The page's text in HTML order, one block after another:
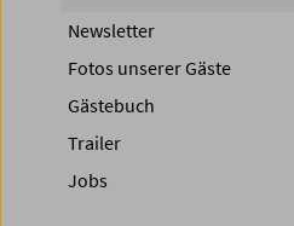
Newsletter
Fotos unserer Gäste
Gästebuch
Trailer
Jobs